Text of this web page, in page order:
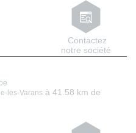
Contactez
notre société
les-Varans à 41.58 km de